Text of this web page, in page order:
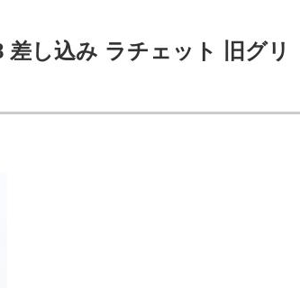
し込み ラチェット 旧グリ